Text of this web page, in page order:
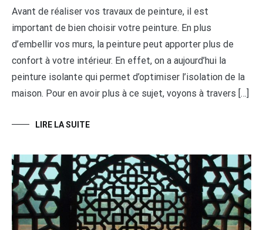
Avant de réaliser vos travaux de peinture, il est
important de bien choisir votre peinture. En plus
d’embellir vos murs, la peinture peut apporter plus de
confort à votre intérieur. En effet, on a aujourd’hui la
peinture isolante qui permet d’optimiser l’isolation de la
maison. Pour en avoir plus à ce sujet, voyons à travers […]
LIRE LA SUITE